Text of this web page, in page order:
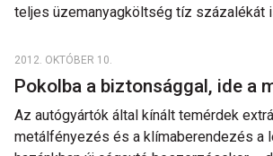
teljes üzemanyagköltség tíz százalékát
2012. OKTÓBER 10.
Pokolba a biztonsággal, ide a
Az autógyártók által kínált temérdek
metálfényezés és a klímaberendezés a